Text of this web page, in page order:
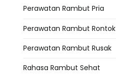
Perawatan Rambut Pria
Perawatan Rambut Rontok
Perawatan Rambut Rusak
Rahasa Rambut Sehat